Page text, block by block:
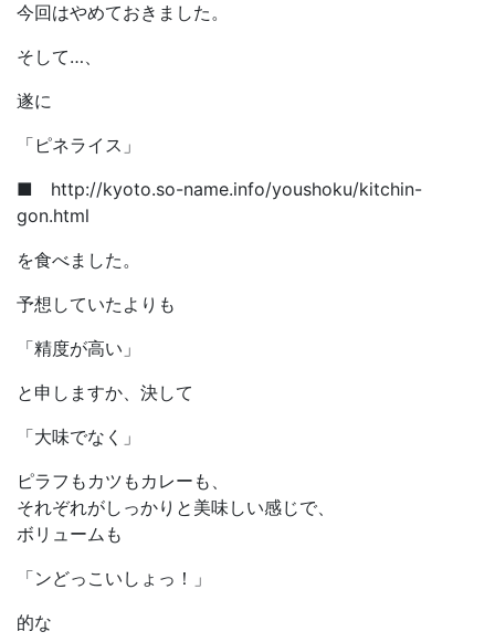
今回はやめておきました。
そして…、
遂に
「ピネライス」
■ http://kyoto.so-name.info/youshoku/kitchin-
gon.html
を食べました。
予想していたよりも
「精度が高い」
と申しますか、決して
「大味でなく」
ピラフもカツもカレーも、
それぞれがしっかりと美味しい感じで、
ボリュームも
「ンどっこいしょっ！」
的な